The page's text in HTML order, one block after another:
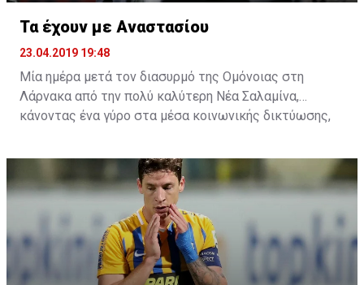
Τα έχουν με Αναστασίου
23.04.2019 19:48
Μία ημέρα μετά τον διασυρμό της Ομόνοιας στη
Λάρνακα από την πολύ καλύτερη Νέα Σαλαμίνα,
κάνοντας ένα γύρο στα μέσα κοινωνικής δικτύωσης,
προπονητή. Η συμπεριφορά του μετά το τέλος του
αγώνα στη δημοσιογραφική γι' άλλη μία φορά δεν ήταν
η πρέπων, αφού πολλοί είναι αυτοί που πιστεύουν ότι
τουλάχιστον αυτό έπρεπε να λεχθεί από τα χείλη του
Ελλαδίτη τεχνικό ήταν μία συγνώμη.